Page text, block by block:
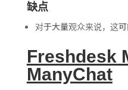
缺点
对于大量观众来说，这
Freshdesk
ManyChat